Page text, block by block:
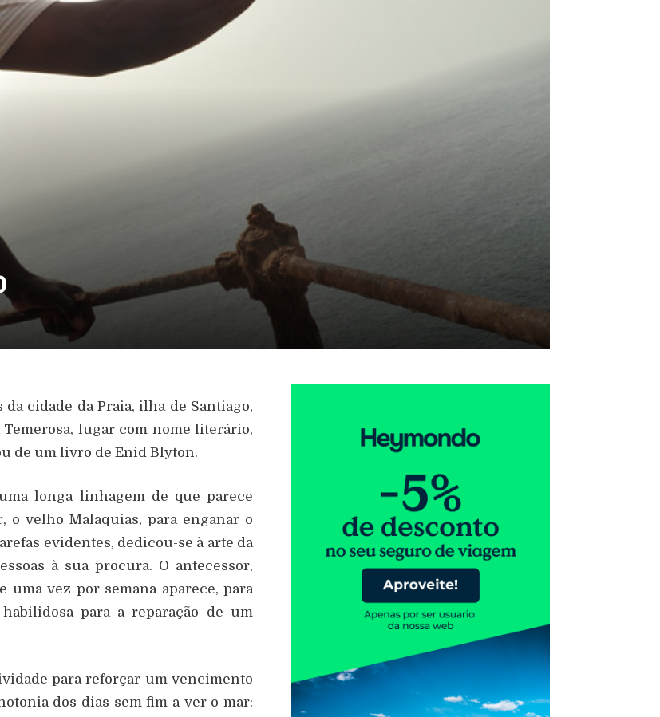
cidade da Praia, ilha de Santiago,
Temerosa, lugar com nome literário,
de um livro de Enid Blyton.
longa linhagem de que parece
o velho Malaquias, para enganar o
evidentes, dedicou-se à arte da
à sua procura. O antecessor,
vez por semana aparece, para
para a reparação de um
para reforçar um vencimento
dos dias sem fim a ver o mar: